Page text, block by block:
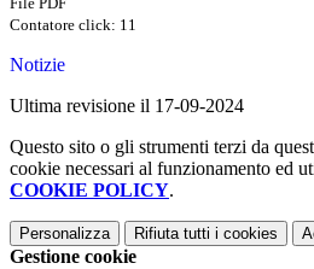
Contatore click: 11
Notizie
Ultima revisione il 17-09-2024
Questo sito o gli strumenti terzi da
cookie necessari al funzionamento ed
COOKIE POLICY.
Personalizza Rifiuta tutti i cookies
Gestione cookie